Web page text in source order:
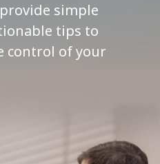
simple
tips to
control of your